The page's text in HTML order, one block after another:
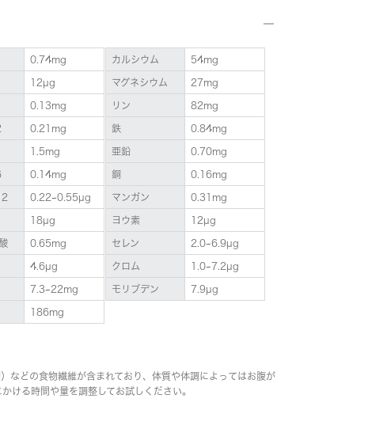
0.74mg
12µg
0.13mg
0.21mg
1.5mg
0.14mg
0.22~0.55µg
18µg
0.65mg
4.6µg
7.3~22mg
186mg
カルシウム 54mg
マグネシウム 27mg
リン 82mg
鉄 0.84mg
亜鉛 0.70mg
銅 0.16mg
マンガン 0.31mg
ヨウ素 12µg
セレン 2.0~6.9µg
クロム 1.0~7.2µg
モリブデン 7.9µg
などの食物繊維が含まれており、体質や体調によってはお腹が
ける時間や量を調整してお試しください。